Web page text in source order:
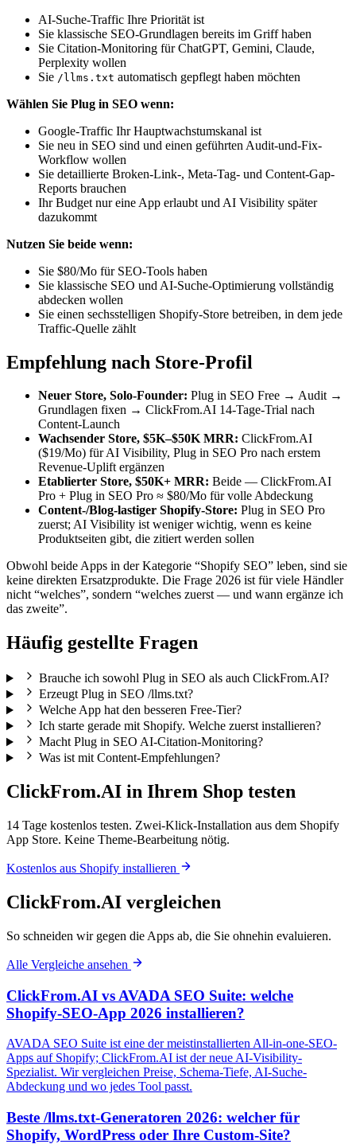
AI-Suche-Traffic Ihre Priorität ist
Sie klassische SEO-Grundlagen bereits im Griff haben
Sie Citation-Monitoring für ChatGPT, Gemini, Claude,
Perplexity wollen
Sie /llms.txt automatisch gepflegt haben möchten
Wählen Sie Plug in SEO wenn:
Google-Traffic Ihr Hauptwachstumskanal ist
Sie neu in SEO sind und einen geführten Audit-und-Fix-
Workflow wollen
Sie detaillierte Broken-Link-, Meta-Tag- und Content-Gap-
Reports brauchen
Ihr Budget nur eine App erlaubt und AI Visibility später
dazukommt
Nutzen Sie beide wenn:
Sie $80/Mo für SEO-Tools haben
Sie klassische SEO und AI-Suche-Optimierung vollständig
abdecken wollen
Sie einen sechsstelligen Shopify-Store betreiben, in dem jede
Traffic-Quelle zählt
Empfehlung nach Store-Profil
Neuer Store, Solo-Founder: Plug in SEO Free → Audit →
Grundlagen fixen → ClickFrom.AI 14-Tage-Trial nach
Content-Launch
Wachsender Store, $5K–$50K MRR: ClickFrom.AI
($19/Mo) für AI Visibility, Plug in SEO Pro nach erstem
Revenue-Uplift ergänzen
Etablierter Store, $50K+ MRR: Beide — ClickFrom.AI
Pro + Plug in SEO Pro ≈ $80/Mo für volle Abdeckung
Content-/Blog-lastiger Shopify-Store: Plug in SEO Pro
zuerst; AI Visibility ist weniger wichtig, wenn es keine
Produktseiten gibt, die zitiert werden sollen
Obwohl beide Apps in der Kategorie “Shopify SEO” leben, sind sie
keine direkten Ersatzprodukte. Die Frage 2026 ist für viele Händler
nicht “welches”, sondern “welches zuerst — und wann ergänze ich
das zweite”.
Häufig gestellte Fragen
Brauche ich sowohl Plug in SEO als auch ClickFrom.AI?
Erzeugt Plug in SEO /llms.txt?
Welche App hat den besseren Free-Tier?
Ich starte gerade mit Shopify. Welche zuerst installieren?
Macht Plug in SEO AI-Citation-Monitoring?
Was ist mit Content-Empfehlungen?
ClickFrom.AI in Ihrem Shop testen
14 Tage kostenlos testen. Zwei-Klick-Installation aus dem Shopify
App Store. Keine Theme-Bearbeitung nötig.
Kostenlos aus Shopify installieren
ClickFrom.AI vergleichen
So schneiden wir gegen die Apps ab, die Sie ohnehin evaluieren.
Alle Vergleiche ansehen
ClickFrom.AI vs AVADA SEO Suite: welche
Shopify-SEO-App 2026 installieren?
AVADA SEO Suite ist eine der meistinstallierten All-in-one-SEO-
Apps auf Shopify; ClickFrom.AI ist der neue AI-Visibility-
Spezialist. Wir vergleichen Preise, Schema-Tiefe, AI-Suche-
Abdeckung und wo jedes Tool passt.
Beste /llms.txt-Generatoren 2026: welcher für
Shopify, WordPress oder Ihre Custom-Site?